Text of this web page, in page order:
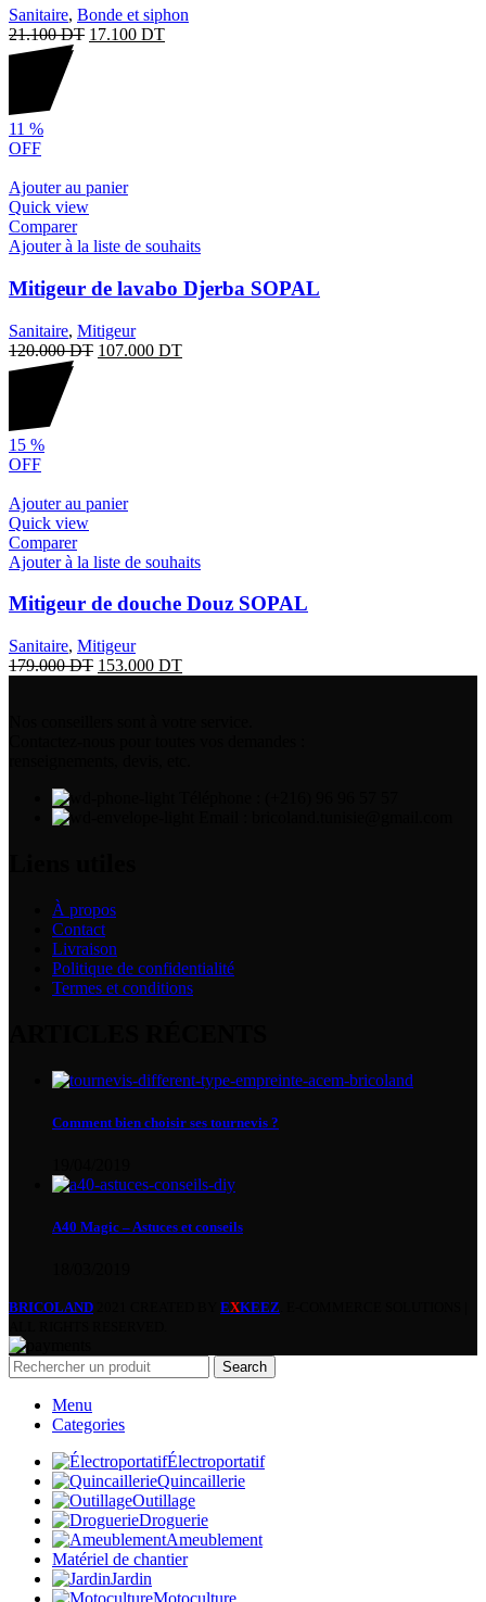
Sanitaire, Bonde et siphon
21.100DT 17.100 DT
11 %
OFF
Ajouter au panier
Quick view
Comparer
Ajouter à la liste de souhaits
Mitigeur de lavabo Djerba SOPAL
Sanitaire, Mitigeur
120.000DT 107.000 DT
15 %
OFF
Ajouter au panier
Quick view
Comparer
Ajouter à la liste de souhaits
Mitigeur de douche Douz SOPAL
Sanitaire, Mitigeur
179.000DT 153.000 DT
À propos
Contact
Livraison
Politique de confidentialité
Termes et conditions
Comment bien choisir ses tournevis ?
A40 Magic – Astuces et conseils
BRICOLAND EXKEEZ
Search
Menu
Categories
Électroportatif
Quincaillerie
Outillage
Droguerie
Ameublement
Matériel de chantier
Jardin